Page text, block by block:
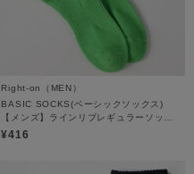
Right-on（MEN）
BASIC SOCKS(ベーシックソックス)
【メンズ】ラインリブレギュラーソック
ス
¥416